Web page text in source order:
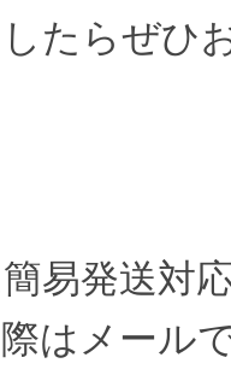
たらぜひ
易発送対
はメール